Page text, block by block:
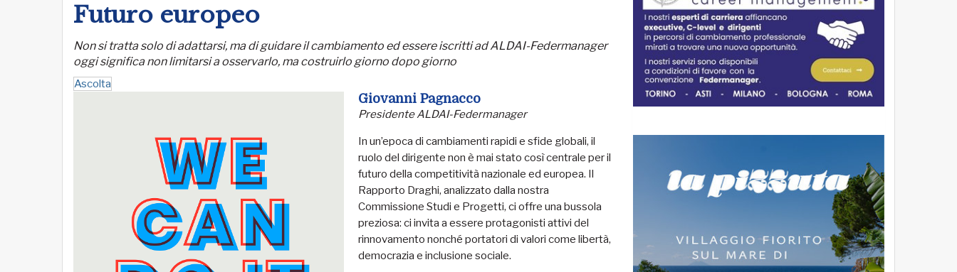
Futuro europeo
Non si tratta solo di adattarsi, ma di guidare il cambiamento ed essere iscritti ad ALDAI-Federmanager
oggi significa non limitarsi a osservarlo, ma costruirlo giorno dopo giorno
Ascolta
Giovanni Pagnacco
Presidente ALDAI-Federmanager
In un’epoca di cambiamenti rapidi e sfide globali, il
ruolo del dirigente non è mai stato così centrale per il
futuro della competitività nazionale ed europea. Il
Rapporto Draghi, analizzato dalla nostra
Commissione Studi e Progetti, ci offre una bussola
preziosa: ci invita a essere protagonisti attivi del
rinnovamento nonché portatori di valori come libertà,
democrazia e inclusione sociale.